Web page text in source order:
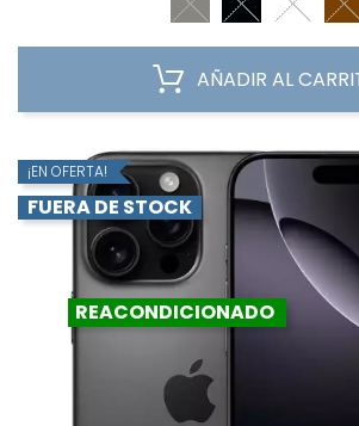
AÑADIR AL
¡EN OFERTA!
FUERA DE STOCK
REACONDICIONADO